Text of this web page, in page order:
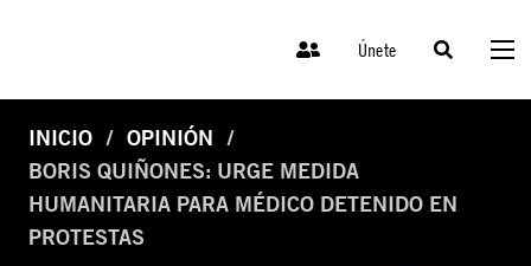
Únete
INICIO
OPINIÓN
BORIS QUIÑONES: URGE MEDIDA
HUMANITARIA PARA MÉDICO DETENIDO EN
PROTESTAS